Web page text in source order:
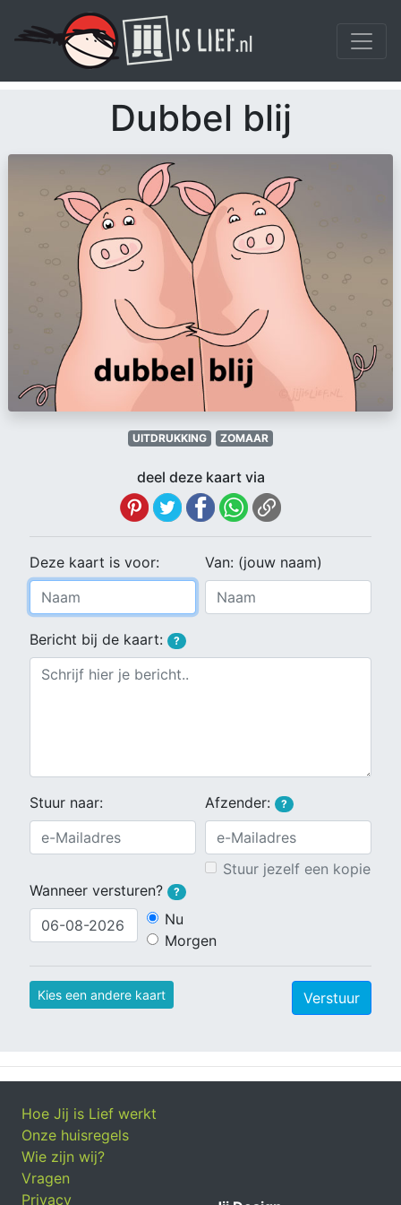
Dubbel blij
UITDRUKKING ZOMAAR
deel deze kaart via
Deze kaart is voor: Van: (jouw naam)
Bericht bij de kaart: ?
Stuur naar: Afzender: ?
Stuur jezelf een kopie
Wanneer versturen?
?
Nu
Morgen
Kies een andere kaart Verstuur
Hoe Jij is Lief werkt
Onze huisregels
Wie zijn wij?
Vragen
Privacy